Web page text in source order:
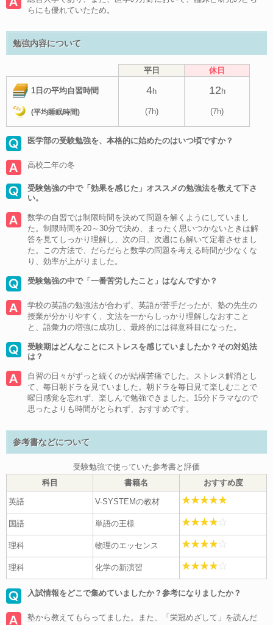
らにも優れていたため。
勉強内容について
平日 休日
1日の平均自習時間 4h 12 h
(平均睡眠時間) (7h) (7h)
医学部の受験勉強を、本格的に始めたのはいつ頃ですか？
高校二年の冬
受験勉強の中で「効果を感じた」オススメの勉強法を教えて下さ
い。
数学の自習では制限時間を決めて問題を解くようにしていまし
た。制限時間を20～30分で決め、まったく思いつかないときは解
答を見てしっかり理解し、次の日、次週にも解いて定着させまし
た。この方法で、だらだらと数学の問題を考える時間が少なくな
り、効率が上がりました。
受験勉強の中で「一番苦労したこと」はなんですか？
学校の英語の勉強法が合わず、英語が苦手だったが、塾の先生の
授業が分かりやすく、文法を一からしっかり理解しなおすこと
と、語彙力の増強に成功し、最終的には得意科目になった。
受験期はどんなことにストレスを感じていましたか？その対処法
は？
自習の日々がずっと続くのが結構苦痛でした。ストレス解消とし
て、毎日朝ドラを見ていました。朝ドラを毎日見て楽しむことで
曜日感覚を忘れず、楽しんで勉強できました。15分ドラマなので
思ったよりも時間がとられず、おすすめです。
参考書などについて
受験勉強で使っていた参考書と評価
科目
書籍名 おすすめ度
英語 V-SYSTEMの教材
国語 単語の王様
理科 物理のエッセンス
理科 化学の新演習
入試情報をどこで集めていましたか？参考になりましたか？
塾から教えてもらってました。また、「栄冠めざして」を読んだ